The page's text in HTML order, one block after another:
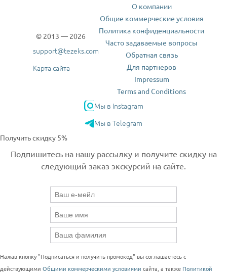
© 2013 — 2026
support@tezeks.com
Карта сайта
О компании
Общие коммерческие условия
Политика конфиденциальности
Часто задаваемые вопросы
Обратная связь
Для партнеров
Impressum
Terms and Conditions
Мы в Instagram
Мы в Telegram
Получить скидку 5%
Подпишитесь на нашу рассылку и получите скидку на
следующий заказ экскурсий на сайте.
Нажав кнопку "Подписаться и получить промокод" вы соглашаетесь с
действующими Общими коммерческими условиями сайта, а также Политикой